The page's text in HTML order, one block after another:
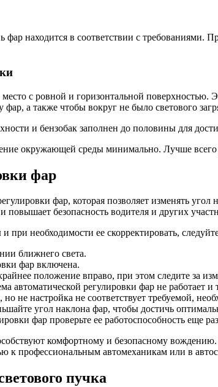
находится в соответствии с требованиями.
с ровной и горизонтальной
а также чтобы вокруг не было светового
и бензобак заполнен до половины для
окружающей среды минимально. Лучше
фар
фар, которая позволяет изменять
повышает безопасность водителя и других
при необходимости ее скорректировать,
ближнего света.
фар включена.
положение вправо, при этом следите за
автоматической регулировки фар не работает
но не настройка не соответствует требуемой,
угол наклона фар, чтобы достичь
фар проверьте ее работоспособность еще
комфортному и безопасному
к профессиональным автомеханикам или в
пучка